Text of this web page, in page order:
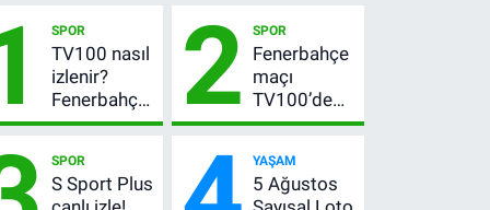
SPOR
TV100 nasıl
izlenir?
Fenerbahçe-
Sturm Graz
şifresiz
canlı yayın
2 SPOR
Fenerbahçe
maçı
TV100’de
mi? Sturm
hangi
kanalda,
SPOR
S Sport Plus
YAŞAM
5 Ağustos